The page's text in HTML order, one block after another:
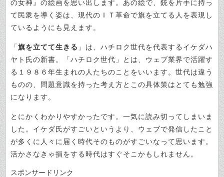
の女神』の絵画を思い出します。あの絵で、銃を片手に持っ
て民衆を導く姿は、現代のＩＴ革命で旗を立てる人を表現し
ているようにも見えます。
「旗を立てて生きる 」は、ハチロク世代を代表するイケダハ
ヤト氏の新書。「ハチロク世代」とは、ウェブ業界で活躍す
る１９８６年生まれの人たちのことをいいます。世代は違う
ものの、問題意識を持った考え方とこの具体策はとても勉強
になります。
とにかくわかりやすかったです。一気に読み切ってしまいま
した。イケダ氏がすごいというより、ウェブで発信したこと
が多くに人々に届く時代そのものがすごいなって思います。
活かさなきゃ損をする時代はすぐそこかもしれません。
スポンサードリンク